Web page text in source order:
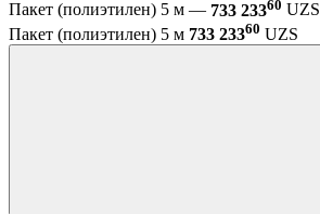
Пакет (полиэтилен) 5 м — 733 23360 UZS
Пакет (полиэтилен) 5 м 733 23360 UZS